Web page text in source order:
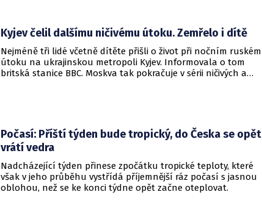
Kyjev čelil dalšímu ničivému útoku. Zemřelo i dítě
Nejméně tři lidé včetně dítěte přišli o život při nočním ruském
útoku na ukrajinskou metropoli Kyjev. Informovala o tom
britská stanice BBC. Moskva tak pokračuje v sérii ničivých a
Počasí: Příští týden bude tropický, do Česka se opět
vrátí vedra
Nadcházející týden přinese zpočátku tropické teploty, které
však v jeho průběhu vystřídá příjemnější ráz počasí s jasnou
oblohou, než se ke konci týdne opět začne oteplovat.